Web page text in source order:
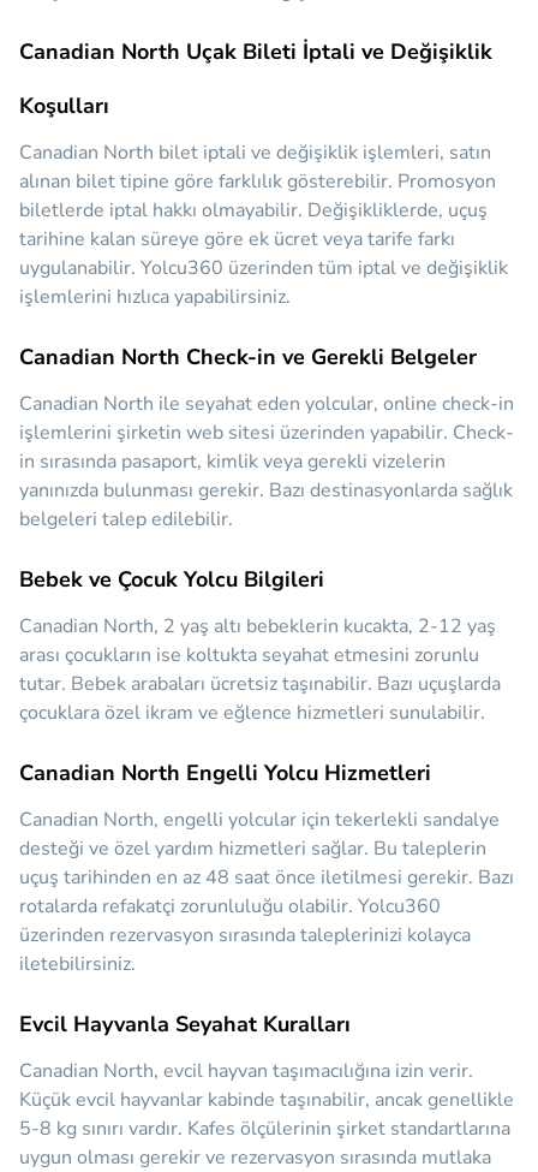
Canadian North Uçak Bileti İptali ve Değişiklik
Koşulları
Canadian North bilet iptali ve değişiklik işlemleri, satın
alınan bilet tipine göre farklılık gösterebilir. Promosyon
biletlerde iptal hakkı olmayabilir. Değişikliklerde, uçuş
tarihine kalan süreye göre ek ücret veya tarife farkı
uygulanabilir. Yolcu360 üzerinden tüm iptal ve değişiklik
işlemlerini hızlıca yapabilirsiniz.
Canadian North Check-in ve Gerekli Belgeler
Canadian North ile seyahat eden yolcular, online check-in
işlemlerini şirketin web sitesi üzerinden yapabilir. Check-
in sırasında pasaport, kimlik veya gerekli vizelerin
yanınızda bulunması gerekir. Bazı destinasyonlarda sağlık
belgeleri talep edilebilir.
Bebek ve Çocuk Yolcu Bilgileri
Canadian North, 2 yaş altı bebeklerin kucakta, 2-12 yaş
arası çocukların ise koltukta seyahat etmesini zorunlu
tutar. Bebek arabaları ücretsiz taşınabilir. Bazı uçuşlarda
çocuklara özel ikram ve eğlence hizmetleri sunulabilir.
Canadian North Engelli Yolcu Hizmetleri
Canadian North, engelli yolcular için tekerlekli sandalye
desteği ve özel yardım hizmetleri sağlar. Bu taleplerin
uçuş tarihinden en az 48 saat önce iletilmesi gerekir. Bazı
rotalarda refakatçi zorunluluğu olabilir. Yolcu360
üzerinden rezervasyon sırasında taleplerinizi kolayca
iletebilirsiniz.
Evcil Hayvanla Seyahat Kuralları
Canadian North, evcil hayvan taşımacılığına izin verir.
Küçük evcil hayvanlar kabinde taşınabilir, ancak genellikle
5-8 kg sınırı vardır. Kafes ölçülerinin şirket standartlarına
uygun olması gerekir ve rezervasyon sırasında mutlaka